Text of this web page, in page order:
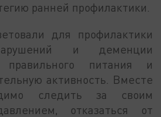
ранней профилактики.
для профилактики
и деменции
правильного питания и
активность. Вместе
следить за своим
отказаться от